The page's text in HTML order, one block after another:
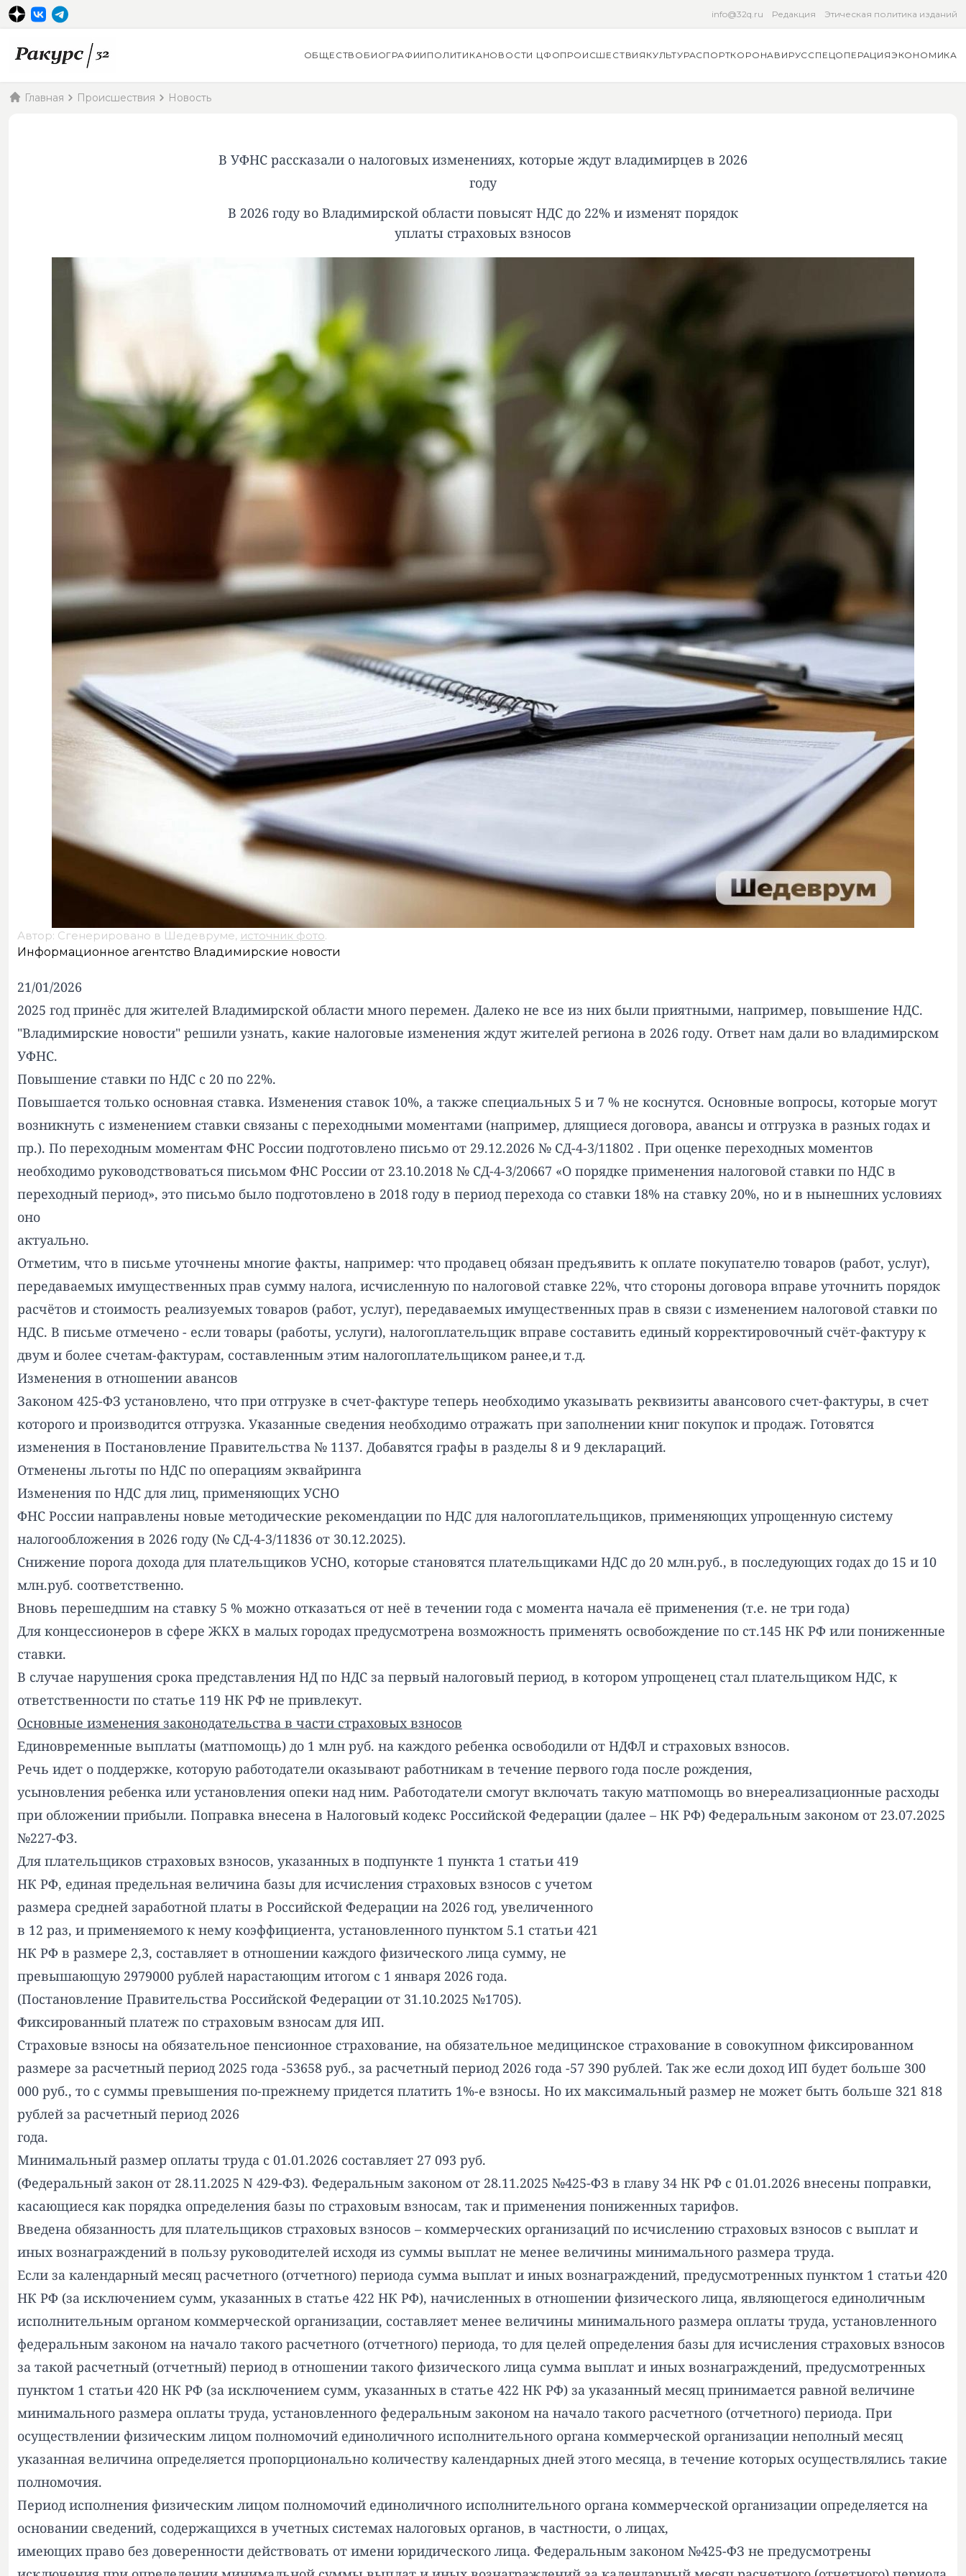
info@32q.ru Редакция Этическая политика изданий
ОБЩЕСТВО БИОГРАФИИ ПОЛИТИКАНОВОСТИ ЦФОПРОИСШЕСТВИЯ КУЛЬТУРАСПОРТКОРОНАВИРУССПЕЦОПЕРАЦИЯЭКОНОМИКА
Главная Происшествия Новость
В УФНС рассказали о налоговых изменениях, которые ждут владимирцев в 2026
году
В 2026 году во Владимирской области повысят НДС до 22% и изменят порядок
уплаты страховых взносов
Автор: Сгенерировано в Шедевруме, источник фото.
Информационное агентство Владимирские новости
21/01/2026
2025 год принёс для жителей Владимирской области много перемен. Далеко не все из них были приятными, например, повышение НДС.
"Владимирские новости" решили узнать, какие налоговые изменения ждут жителей региона в 2026 году. Ответ нам дали во владимирском
УФНС.
Повышение ставки по НДС с 20 по 22%.
Повышается только основная ставка. Изменения ставок 10%, а также специальных 5 и 7 % не коснутся. Основные вопросы, которые могут
возникнуть с изменением ставки связаны с переходными моментами (например, длящиеся договора, авансы и отгрузка в разных годах и
пр.). По переходным моментам ФНС России подготовлено письмо от 29.12.2026 № СД-4-3/11802 . При оценке переходных моментов
необходимо руководствоваться письмом ФНС России от 23.10.2018 № СД-4-3/20667 «О порядке применения налоговой ставки по НДС в
переходный период», это письмо было подготовлено в 2018 году в период перехода со ставки 18% на ставку 20%, но и в нынешних условиях
оно
актуально.
Отметим, что в письме уточнены многие факты, например: что продавец обязан предъявить к оплате покупателю товаров (работ, услуг),
передаваемых имущественных прав сумму налога, исчисленную по налоговой ставке 22%, что стороны договора вправе уточнить порядок
расчётов и стоимость реализуемых товаров (работ, услуг), передаваемых имущественных прав в связи с изменением налоговой ставки по
НДС. В письме отмечено - если товары (работы, услуги), налогоплательщик вправе составить единый корректировочный счёт-фактуру к
двум и более счетам-фактурам, составленным этим налогоплательщиком ранее,и т.д.
Изменения в отношении авансов
Законом 425-ФЗ установлено, что при отгрузке в счет-фактуре теперь необходимо указывать реквизиты авансового счет-фактуры, в счет
которого и производится отгрузка. Указанные сведения необходимо отражать при заполнении книг покупок и продаж. Готовятся
изменения в Постановление Правительства № 1137. Добавятся графы в разделы 8 и 9 деклараций.
Отменены льготы по НДС по операциям эквайринга
Изменения по НДС для лиц, применяющих УСНО
ФНС России направлены новые методические рекомендации по НДС для налогоплательщиков, применяющих упрощенную систему
налогообложения в 2026 году (№ СД-4-3/11836 от 30.12.2025).
Снижение порога дохода для плательщиков УСНО, которые становятся плательщиками НДС до 20 млн.руб., в последующих годах до 15 и 10
млн.руб. соответственно.
Вновь перешедшим на ставку 5 % можно отказаться от неё в течении года с момента начала её применения (т.е. не три года)
Для концессионеров в сфере ЖКХ в малых городах предусмотрена возможность применять освобождение по ст.145 НК РФ или пониженные
ставки.
В случае нарушения срока представления НД по НДС за первый налоговый период, в котором упрощенец стал плательщиком НДС, к
ответственности по статье 119 НК РФ не привлекут.
Основные изменения законодательства в части страховых взносов
Единовременные выплаты (матпомощь) до 1 млн руб. на каждого ребенка освободили от НДФЛ и страховых взносов.
Речь идет о поддержке, которую работодатели оказывают работникам в течение первого года после рождения,
усыновления ребенка или установления опеки над ним. Работодатели смогут включать такую матпомощь во внереализационные расходы
при обложении прибыли. Поправка внесена в Налоговый кодекс Российской Федерации (далее – НК РФ) Федеральным законом от 23.07.2025
№227-ФЗ.
Для плательщиков страховых взносов, указанных в подпункте 1 пункта 1 статьи 419
НК РФ, единая предельная величина базы для исчисления страховых взносов с учетом
размера средней заработной платы в Российской Федерации на 2026 год, увеличенного
в 12 раз, и применяемого к нему коэффициента, установленного пунктом 5.1 статьи 421
НК РФ в размере 2,3, составляет в отношении каждого физического лица сумму, не
превышающую 2979000 рублей нарастающим итогом с 1 января 2026 года.
(Постановление Правительства Российской Федерации от 31.10.2025 №1705).
Фиксированный платеж по страховым взносам для ИП.
Страховые взносы на обязательное пенсионное страхование, на обязательное медицинское страхование в совокупном фиксированном
размере за расчетный период 2025 года -53658 руб., за расчетный период 2026 года -57 390 рублей. Так же если доход ИП будет больше 300
000 руб., то с суммы превышения по-прежнему придется платить 1%-е взносы. Но их максимальный размер не может быть больше 321 818
рублей за расчетный период 2026
года.
Минимальный размер оплаты труда с 01.01.2026 составляет 27 093 руб.
(Федеральный закон от 28.11.2025 N 429-ФЗ). Федеральным законом от 28.11.2025 №425-ФЗ в главу 34 НК РФ с 01.01.2026 внесены поправки,
касающиеся как порядка определения базы по страховым взносам, так и применения пониженных тарифов.
Введена обязанность для плательщиков страховых взносов – коммерческих организаций по исчислению страховых взносов с выплат и
иных вознаграждений в пользу руководителей исходя из суммы выплат не менее величины минимального размера труда.
Если за календарный месяц расчетного (отчетного) периода сумма выплат и иных вознаграждений, предусмотренных пунктом 1 статьи 420
НК РФ (за исключением сумм, указанных в статье 422 НК РФ), начисленных в отношении физического лица, являющегося единоличным
исполнительным органом коммерческой организации, составляет менее величины минимального размера оплаты труда, установленного
федеральным законом на начало такого расчетного (отчетного) периода, то для целей определения базы для исчисления страховых взносов
за такой расчетный (отчетный) период в отношении такого физического лица сумма выплат и иных вознаграждений, предусмотренных
пунктом 1 статьи 420 НК РФ (за исключением сумм, указанных в статье 422 НК РФ) за указанный месяц принимается равной величине
минимального размера оплаты труда, установленного федеральным законом на начало такого расчетного (отчетного) периода. При
осуществлении физическим лицом полномочий единоличного исполнительного органа коммерческой организации неполный месяц
указанная величина определяется пропорционально количеству календарных дней этого месяца, в течение которых осуществлялись такие
полномочия.
Период исполнения физическим лицом полномочий единоличного исполнительного органа коммерческой организации определяется на
основании сведений, содержащихся в учетных системах налоговых органов, в частности, о лицах,
имеющих право без доверенности действовать от имени юридического лица. Федеральным законом №425-ФЗ не предусмотрены